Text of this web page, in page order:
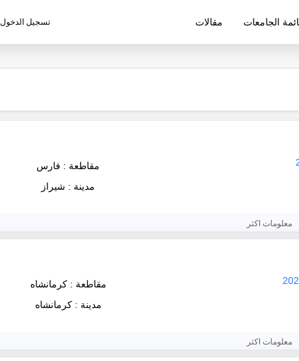
الإيرانية
الجامعات مقالات تسجيل الدخول
مقاطعة : فارس
مدينة : شيراز
معلومات اكثر
مقاطعة : كرمانشاه
مدينة : كرمانشاه
معلومات اكثر